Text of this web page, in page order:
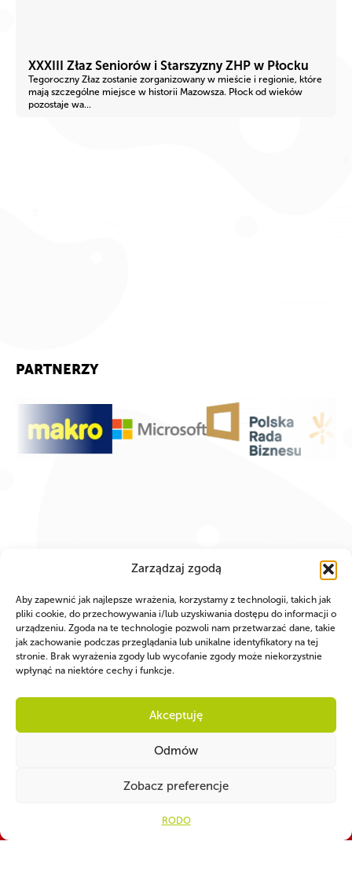
Zarządzaj zgodą
Aby zapewnić jak najlepsze wrażenia, korzystamy z technologii, takich jak
pliki cookie, do przechowywania i/lub uzyskiwania dostępu do informacji o
urządzeniu. Zgoda na te technologie pozwoli nam przetwarzać dane, takie
jak zachowanie podczas przeglądania lub unikalne identyfikatory na tej
stronie. Brak wyrażenia zgody lub wycofanie zgody może niekorzystnie
wpłynąć na niektóre cechy i funkcje.
Akceptuję
Odmów
Zobacz preferencje
RODO
XXXIII Złaz Seniorów i Starszyzny ZHP w Płocku
Tegoroczny Złaz zostanie zorganizowany w mieście i regionie, które
mają szczególne miejsce w historii Mazowsza. Płock od wieków
pozostaje wa...
PARTNERZY
WSPÓLNIE DLA HARCERSKIEJ MISJI
Twoje wsparcie, nasza
82 1160 2202 0000 0001 3283